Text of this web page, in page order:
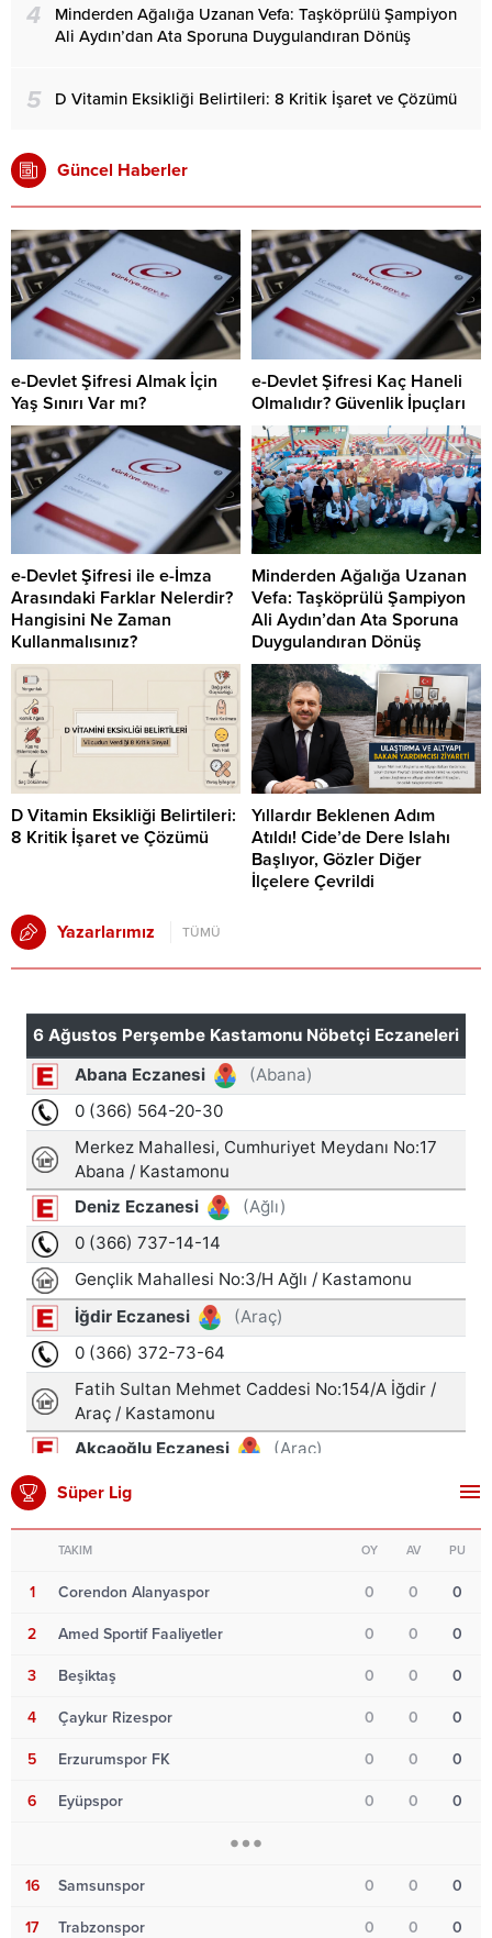
4
Minderden Ağalığa Uzanan Vefa: Taşköprülü Şampiyon
Ali Aydın’dan Ata Sporuna Duygulandıran Dönüş
5 D Vitamin Eksikliği Belirtileri: 8 Kritik İşaret ve Çözümü
Güncel Haberler
e-Devlet Şifresi Almak İçin
Yaş Sınırı Var mı?
e-Devlet Şifresi Kaç Haneli
Olmalıdır? Güvenlik İpuçları
e-Devlet Şifresi ile e-İmza
Arasındaki Farklar Nelerdir?
Hangisini Ne Zaman
Kullanmalısınız?
Minderden Ağalığa Uzanan
Vefa: Taşköprülü Şampiyon
Ali Aydın’dan Ata Sporuna
Duygulandıran Dönüş
D Vitamin Eksikliği Belirtileri:
8 Kritik İşaret ve Çözümü
Yıllardır Beklenen Adım
Atıldı! Cide’de Dere Islahı
Başlıyor, Gözler Diğer
İlçelere Çevrildi
Yazarlarımız TÜMÜ
Süper Lig
TAKIM OY AV PU
1 Corendon Alanyaspor 0 0 0
2 Amed Sportif Faaliyetler 0 0 0
3 Beşiktaş 0 0 0
4 Çaykur Rizespor 0 0 0
5 Erzurumspor FK 0 0 0
6 Eyüpspor 0 0 0
16 Samsunspor 0 0 0
17 Trabzonspor 0 0 0